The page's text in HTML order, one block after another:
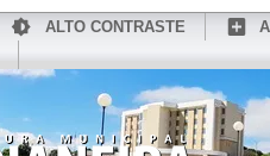
ALTO CONTRASTE